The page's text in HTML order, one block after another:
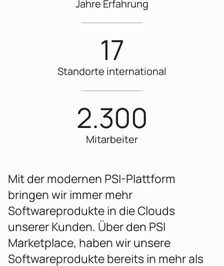
Jahre Erfahrung
17
Standorte international
2.300
Mitarbeiter
Mit der modernen PSI-Plattform
bringen wir immer mehr
Softwareprodukte in die Clouds
unserer Kunden. Über den PSI
Marketplace, haben wir unsere
Softwareprodukte bereits in mehr als